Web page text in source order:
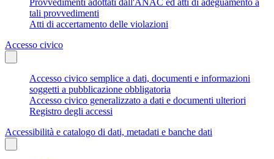
tali provvedimenti
Atti di accertamento delle violazioni
Accesso civico
Accesso civico semplice a dati, documenti e informazioni
soggetti a pubblicazione obbligatoria
Accesso civico generalizzato a dati e documenti ulteriori
Registro degli accessi
Accessibilità e catalogo di dati, metadati e banche dati